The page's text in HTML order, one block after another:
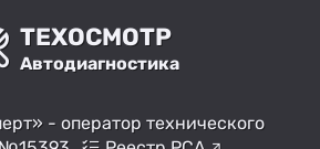
ТЕХОСМОТР
Автодиагностика
- оператор технического